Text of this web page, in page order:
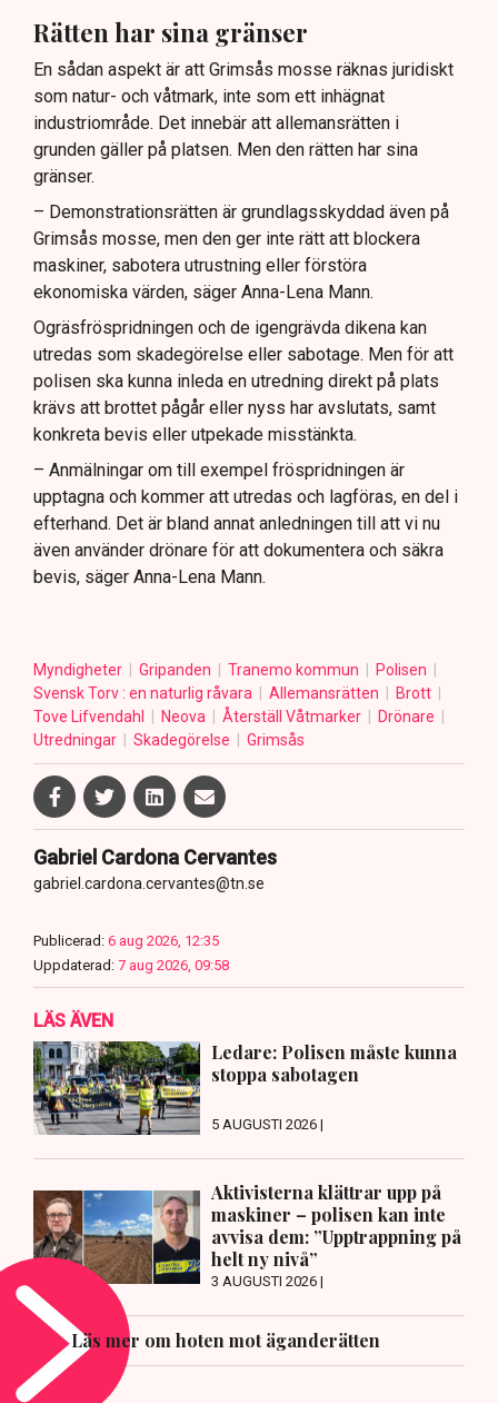
Rätten har sina gränser
En sådan aspekt är att Grimsås mosse räknas juridiskt
som natur- och våtmark, inte som ett inhägnat
industriområde. Det innebär att allemansrätten i
grunden gäller på platsen. Men den rätten har sina
gränser.
– Demonstrationsrätten är grundlagsskyddad även på
Grimsås mosse, men den ger inte rätt att blockera
maskiner, sabotera utrustning eller förstöra
ekonomiska värden, säger Anna-Lena Mann.
Ogräsfröspridningen och de igengrävda dikena kan
utredas som skadegörelse eller sabotage. Men för att
polisen ska kunna inleda en utredning direkt på plats
krävs att brottet pågår eller nyss har avslutats, samt
konkreta bevis eller utpekade misstänkta.
– Anmälningar om till exempel fröspridningen är
upptagna och kommer att utredas och lagföras, en del i
efterhand. Det är bland annat anledningen till att vi nu
även använder drönare för att dokumentera och säkra
bevis, säger Anna-Lena Mann.
Myndigheter Gripanden Tranemo kommun
Polisen
Svensk Torv : en naturlig råvara
Allemansrätten
Brott
Tove Lifvendahl
Neova Återställ Våtmarker
Drönare
Utredningar
Skadegörelse Grimsås
Gabriel Cardona Cervantes
gabriel.cardona.cervantes@tn.se
Publicerad: 6 aug 2026, 12:35
Uppdaterad: 7 aug 2026, 09:58
LÄS ÄVEN
Ledare: Polisen måste kunna
stoppa sabotagen
5 AUGUSTI 2026 |
Aktivisterna klättrar upp på
maskiner – polisen kan inte
avvisa dem: ”Upptrappning på
helt ny nivå”
3 AUGUSTI 2026 |
Läs mer om hoten mot äganderätten